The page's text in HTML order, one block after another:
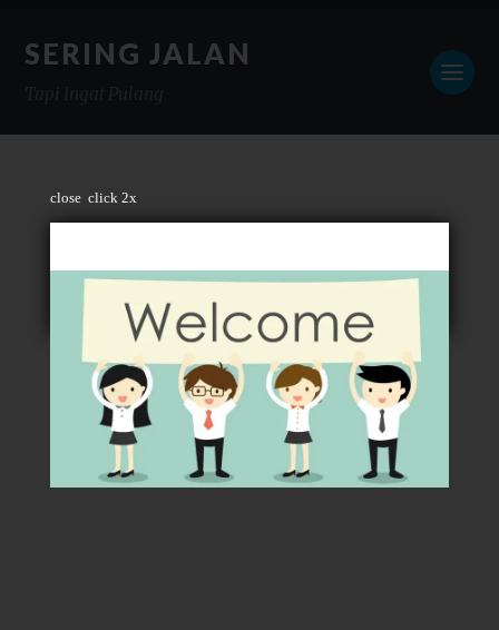
close click 2x
SERING JALAN